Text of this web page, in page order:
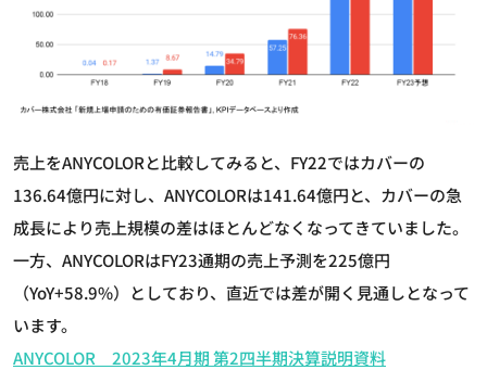
売上をANYCOLORと比較してみると、FY22ではカバーの
136.64億円に対し、ANYCOLORは141.64億円と、カバーの急
成長により売上規模の差はほとんどなくなってきていました。
一方、ANYCOLORはFY23通期の売上予測を225億円
（YoY+58.9%）としており、直近では差が開く見通しとなって
います。
ANYCOLOR 2023年4月期 第2四半期決算説明資料